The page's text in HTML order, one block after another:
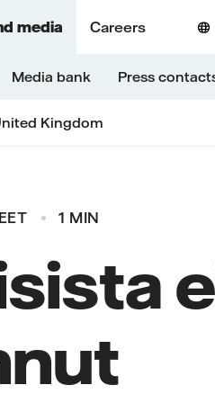
media Careers
Media bank Press
Kingdom
1 MIN